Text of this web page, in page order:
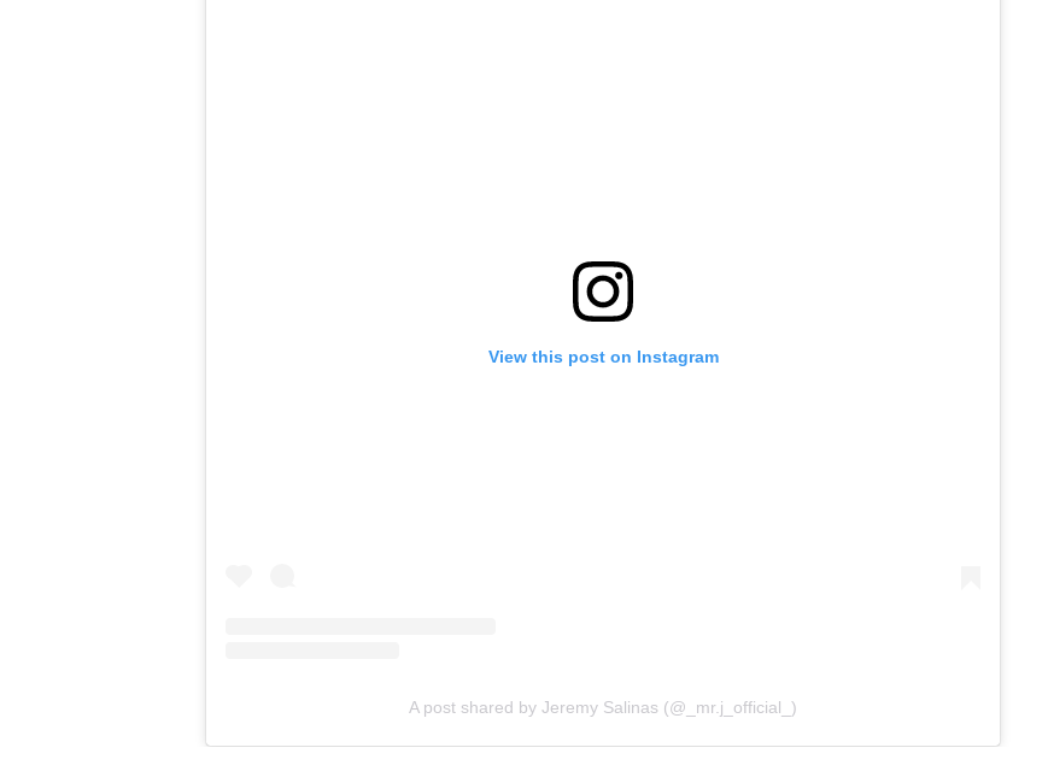
View this post on Instagram
A post shared by Jeremy Salinas (@_mr.j_official_)